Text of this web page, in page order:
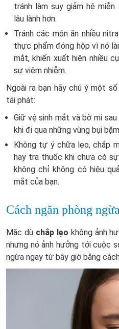
tránh làm suy giảm hệ
lâu lành hơn.
Tránh các món ăn nhiều
thực phẩm đóng hộp vì nó
mắt, khiến xuất hiện nhiều
sự viêm nhiễm.
Ngoài ra bạn hãy chú ý một
tái phát:
Giữ vệ sinh mắt và bờ mi
khi đi qua những vùng bụi
Không tự ý chữa lẹo, chắp
hay tra thuốc khi chưa có
không chỉ không có hiệu
mắt của bạn.
Cách ngăn phòng
Mặc dù chắp lẹo không ảnh
nhưng nó ảnh hưởng tới cuộc
ngừa ngay từ bây giờ bằng